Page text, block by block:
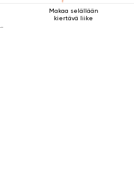
Makaa selällään
kiertävä liike